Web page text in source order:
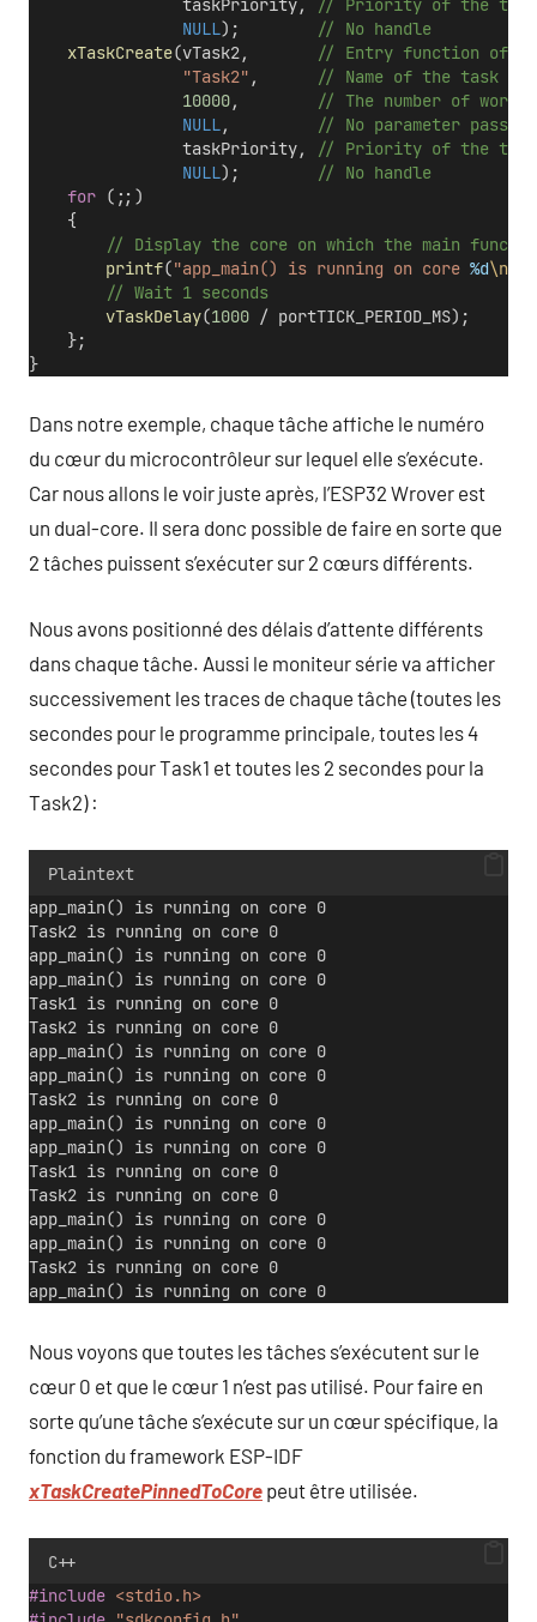
                taskPriority,
// Priority of the task
NULL);
        // No handle
xTaskCreate(vTask2,
// Entry function of
"Task2" ,
      // Name of the task
10000,
// The number of
NULL,
// No parameter passed
                taskPriority,
// Priority of the task
NULL);
        // No handle
for (;;)
    {
// Display the core on which the main
printf("app_main() is running on core %d\n
        // Wait 1 seconds
vTaskDelay(1000 / portTICK_PERIOD_MS);
    };
}
Dans notre exemple, chaque tâche affiche le numéro
du cœur du microcontrôleur sur lequel elle s’exécute.
Car nous allons le voir juste après, l’ESP32 Wrover est
un dual-core. Il sera donc possible de faire en sorte que
2 tâches puissent s’exécuter sur 2 cœurs différents.
Nous avons positionné des délais d’attente différents
dans chaque tâche. Aussi le moniteur série va afficher
successivement les traces de chaque tâche (toutes les
secondes pour le programme principale, toutes les 4
secondes pour Task1 et toutes les 2 secondes pour la
Task2) :
Plaintext
app_main() is running on core 0
Task2 is running on core 0
app_main() is running on core 0
app_main() is running on core 0
Task1 is running on core 0
Task2 is running on core 0
app_main() is running on core 0
app_main() is running on core 0
Task2 is running on core 0
app_main() is running on core 0
app_main() is running on core 0
Task1 is running on core 0
Task2 is running on core 0
app_main() is running on core 0
app_main() is running on core 0
Task2 is running on core 0
app_main() is running on core 0
Nous voyons que toutes les tâches s’exécutent sur le
cœur 0 et que le cœur 1 n’est pas utilisé. Pour faire en
sorte qu’une tâche s’exécute sur un cœur spécifique, la
fonction du framework ESP-IDF
xTaskCreatePinnedToCore peut être utilisée.
C++
#include <stdio.h>